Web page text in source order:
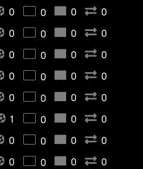
0 0 0
0
0 0 0
0
0 0 0
0
0 0 0
0
0 0 0
0
1 0 0
0
0 0 0
0
0 0 0
0